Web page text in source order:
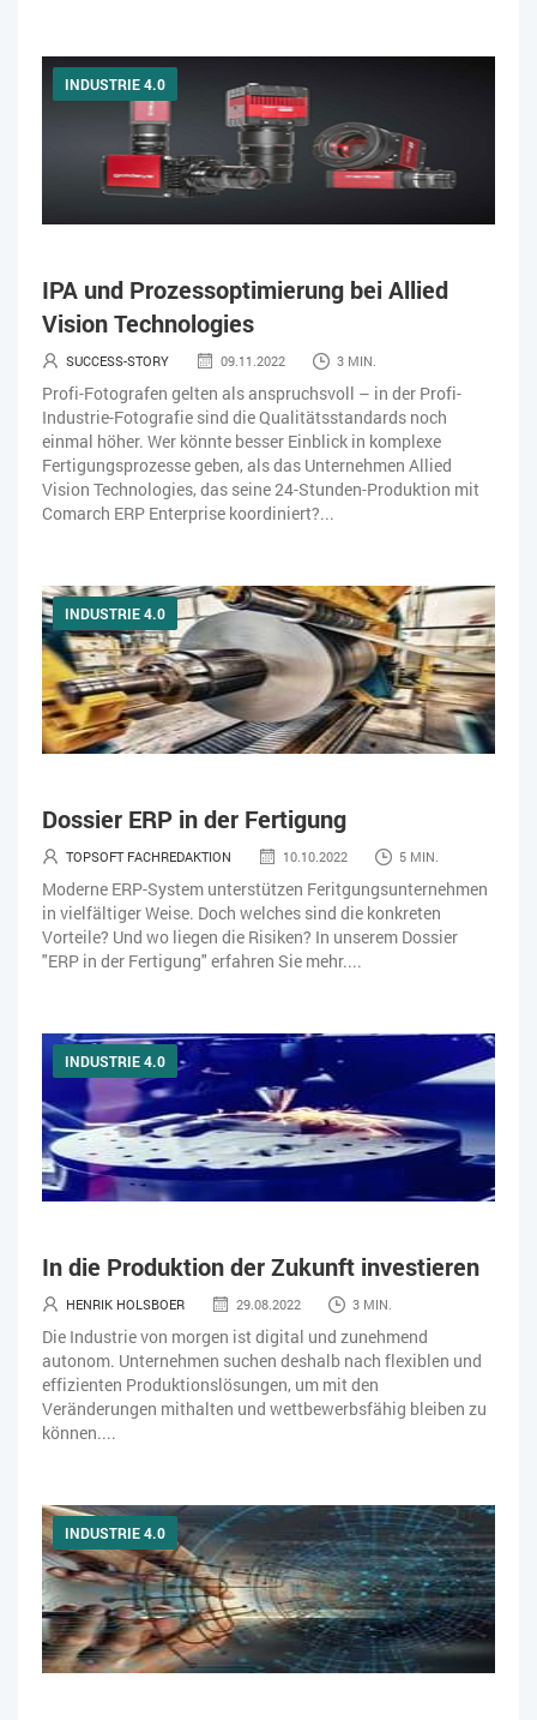
INDUSTRIE 4.0
IPA und Prozessoptimierung bei Allied
Vision Technologies
SUCCESS-STORY 09.11.2022 3 MIN.
Profi-Fotografen gelten als anspruchsvoll – in der Profi-
Industrie-Fotografie sind die Qualitätsstandards noch
einmal höher. Wer könnte besser Einblick in komplexe
Fertigungsprozesse geben, als das Unternehmen Allied
Vision Technologies, das seine 24-Stunden-Produktion mit
Comarch ERP Enterprise koordiniert?...
INDUSTRIE 4.0
Dossier ERP in der Fertigung
TOPSOFT FACHREDAKTION 10.10.2022 5 MIN.
Moderne ERP-System unterstützen Feritgungsunternehmen
in vielfältiger Weise. Doch welches sind die konkreten
Vorteile? Und wo liegen die Risiken? In unserem Dossier
"ERP in der Fertigung" erfahren Sie mehr....
INDUSTRIE 4.0
In die Produktion der Zukunft investieren
HENRIK HOLSBOER 29.08.2022 3 MIN.
Die Industrie von morgen ist digital und zunehmend
autonom. Unternehmen suchen deshalb nach flexiblen und
effizienten Produktionslösungen, um mit den
Veränderungen mithalten und wettbewerbsfähig bleiben zu
können....
INDUSTRIE 4.0